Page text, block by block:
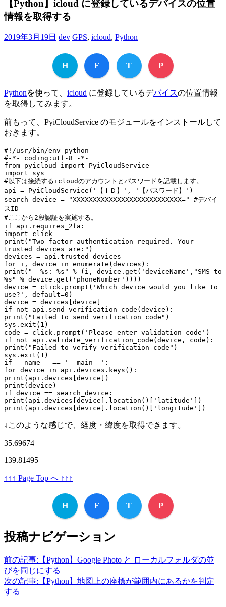
【Python】icloud に登録しているデバイスの位置
情報を取得する
2019年3月19日 dev GPS, icloud, Python
H F T P
Pythonを使って、 icloud に登録しているデバイスの位置情報
を取得してみます。
前もって、PyiCloudService のモジュールをインストールして
おきます。
#!/usr/bin/env python
#-*- coding:utf-8 -*-
from pyicloud import
import
#以下は接続するicloudのアカウントとパスワードを記載します。
api = PyiCloudService( '【ＩＤ】' , '【パスワード】' )
search_device =
"XXXXXXXXXXXXXXXXXXXXXXXXXXX="
#デバイ
スID
#ここから2段認証を実施する。
if
import
print ( "Two-factor authentication required. Your
trusted devices are:" )
for i, device in enumerate
print ( "  %s: %s" % (i, device.get( 'deviceName' , "SMS to
%s"
% device.get( 'phoneNumber' ))))
device = click.prompt( 'Which device would you like to
use?' , default=0 )
if
not
print ( "Failed to send verification code" )
sys.exit( 1 )
code = click.prompt( 'Please enter validation code'
if
not
print ( "Failed to verify verification code" )
sys.exit( 1
if __name__ == '__main__'
for device in
print
print
if
print (api.devices[device].location()[ 'latitude'
print (api.devices[device].location()[ 'longitude'
↓このような感じで、経度・緯度を取得できます。
35.69674
139.81495
↑↑↑ Page Top へ ↑↑↑
H F T P
投稿ナビゲーション
前の記事: 【Python】Google Photo と ローカルフォルダの並
びを同じにする
次の記事: 【Python】地図上の座標が範囲内にあるかを判定
する